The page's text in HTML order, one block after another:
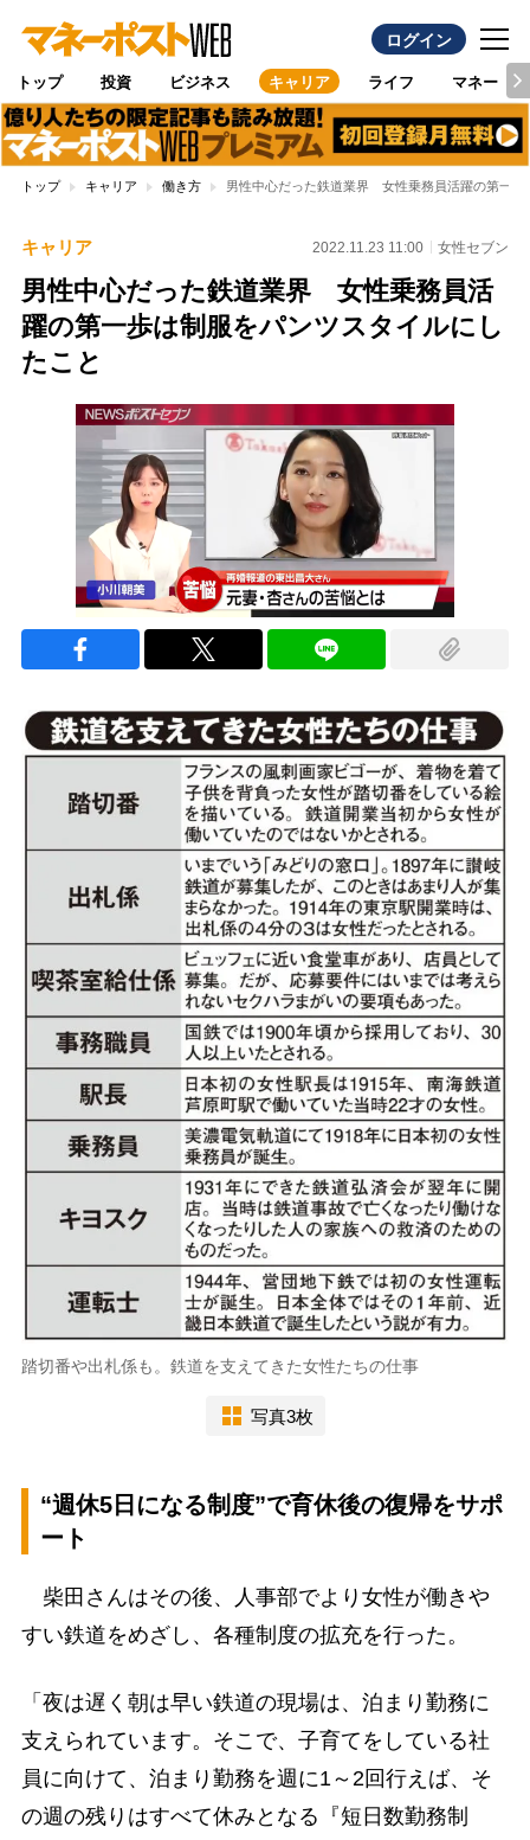
ログイン
トップ 投資 ビジネス キャリア ライフ マネー
トップ キャリア 働き方 男性中心だった鉄道業界 女性乗務員活躍の第一歩
キャリア 2022.11.23 11:00 女性セブン
男性中心だった鉄道業界 女性乗務員活
躍の第一歩は制服をパンツスタイルにし
たこと
踏切番や出札係も。鉄道を支えてきた女性たちの仕事
写真3枚
“週休5日になる制度”で育休後の復帰をサポ
ート
柴田さんはその後、人事部でより女性が働きや
すい鉄道をめざし、各種制度の拡充を行った。
「夜は遅く朝は早い鉄道の現場は、泊まり勤務に
支えられています。そこで、子育てをしている社
員に向けて、泊まり勤務を週に1～2回行えば、そ
の週の残りはすべて休みとなる『短日数勤務制